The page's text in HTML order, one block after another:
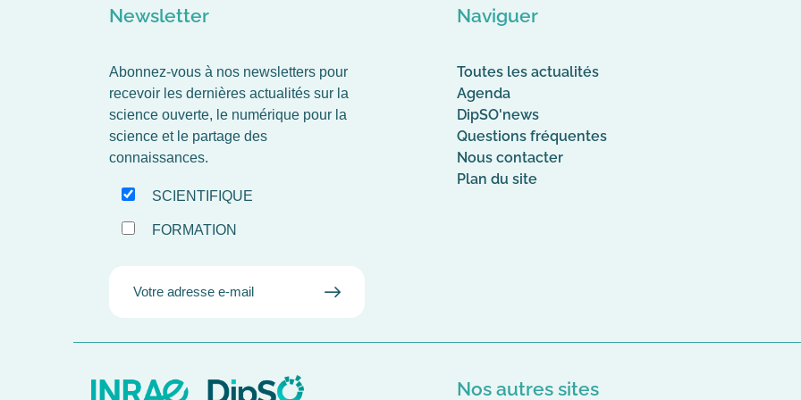
Newsletter
Abonnez-vous à nos newsletters pour
recevoir les dernières actualités sur la
science ouverte, le numérique pour la
science et le partage des
connaissances.
SCIENTIFIQUE
FORMATION
VALIDE
Naviguer
Toutes les actualités
Agenda
DipSO'news
Questions fréquentes
Nous contacter
Plan du site
Nos autres sites